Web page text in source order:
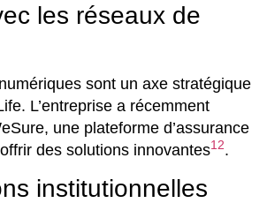
les réseaux de
sont un axe stratégique
L’entreprise a récemment
une plateforme d’assurance
des solutions innovantes12.
institutionnelles